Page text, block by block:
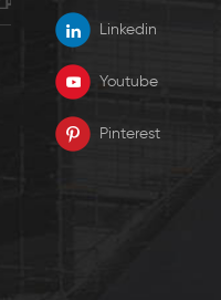
Linkedin
Youtube
Pinterest